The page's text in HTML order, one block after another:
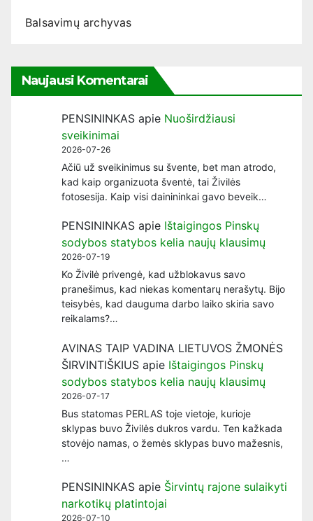
Balsavimų archyvas
Naujausi Komentarai
PENSININKAS apie Nuoširdžiausi
sveikinimai
2026-07-26
Ačiū už sveikinimus su švente, bet man atrodo,
kad kaip organizuota šventė, tai Živilės
fotosesija. Kaip visi dainininkai gavo beveik…
PENSININKAS apie Ištaigingos Pinskų
sodybos statybos kelia naujų klausimų
2026-07-19
Ko Živilė privengė, kad užblokavus savo
pranešimus, kad niekas komentarų nerašytų. Bijo
teisybės, kad dauguma darbo laiko skiria savo
reikalams?…
AVINAS TAIP VADINA LIETUVOS ŽMONĖS
ŠIRVINTIŠKIUS apie Ištaigingos Pinskų
sodybos statybos kelia naujų klausimų
2026-07-17
Bus statomas PERLAS toje vietoje, kurioje
sklypas buvo Živilės dukros vardu. Ten kažkada
stovėjo namas, o žemės sklypas buvo mažesnis,
…
PENSININKAS apie Širvintų rajone sulaikyti
narkotikų platintojai
2026-07-10